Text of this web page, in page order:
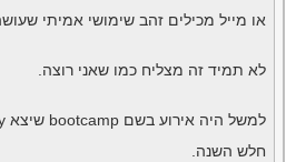
או מייל מכילים זהב שימושי אמיתי
לא תמיד זה מצליח כמו שאני רוצה.
למשל היה אירוע בשם bootcamp שיצא admittedly
חלש השנה.